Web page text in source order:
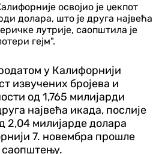
освојио је џекпот
долара, што је друга највећа
лутрије, саопштила је
гејм".
у Калифорнији
извучених бројева и
од 1,765 милијарди
највећа икада, послије
2,04 милијарде долара
7. новембра прошле
саопштењу.